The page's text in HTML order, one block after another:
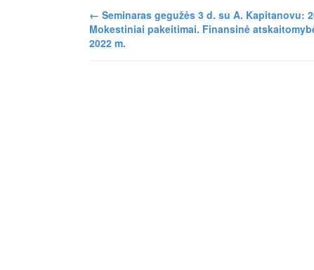
← Seminaras gegužės 3 d. su A. Kapitanovu:
Mokestiniai pakeitimai. Finansinė
2022 m.